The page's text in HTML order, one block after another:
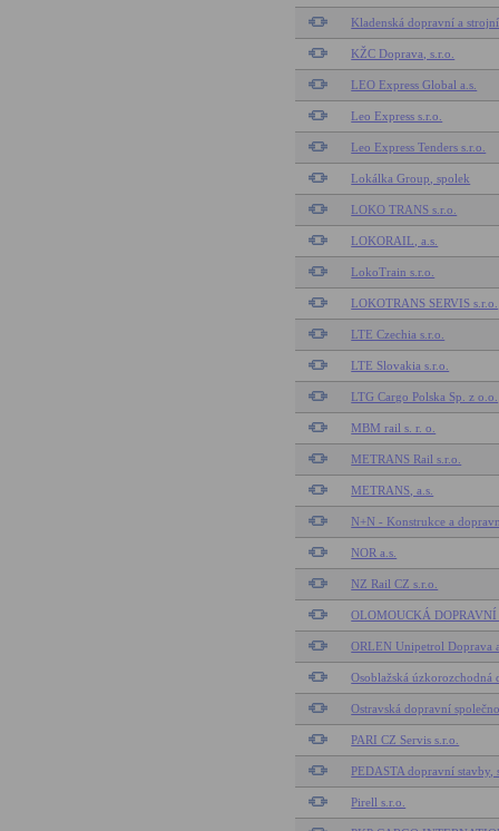
Kladenská dopravní a
KŽC Doprava, s.r.o.
LEO Express Global a.s.
Leo Express s.r.o.
Leo Express Tenders s.r.o.
Lokálka Group, spolek
LOKO TRANS s.r.o.
LOKORAIL, a.s.
LokoTrain s.r.o.
LOKOTRANS SERVIS s.r.o.
LTE Czechia s.r.o.
LTE Slovakia s.r.o.
LTG Cargo Polska Sp. z o.o.
MBM rail s. r. o.
METRANS Rail s.r.o.
METRANS, a.s.
N+N - Konstrukce a
NOR a.s.
NZ Rail CZ s.r.o.
OLOMOUCKÁ DOPRAVNÍ
ORLEN Unipetrol Doprava
Osoblažská úzkorozchodná
Ostravská dopravní
PARI CZ Servis s.r.o.
PEDASTA dopravní stavby,
Pirell s.r.o.